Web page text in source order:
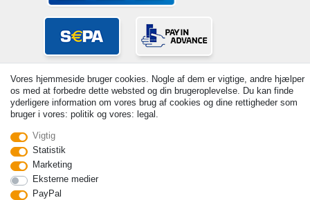
© Copyright 2026 | Alle rettigheder forbeholdes. - Prices incl. VAT. 19%
VAT Basic prices see article detail | * Applies to deliveries to the UK!
Withdraw from contract here
Vores hjemmeside bruger cookies. Nogle af dem er vigtige, andre hjælper
os med at forbedre dette websted og din brugeroplevelse. Du kan finde
yderligere information om vores brug af cookies og dine rettigheder som
bruger i vores: politik og vores: legal.
Vigtig
Statistik
Marketing
Eksterne medier
PayPal